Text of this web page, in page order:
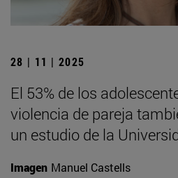
28 | 11 | 2025
El 53% de los
violencia de pareja
un estudio de la
Imagen Manuel Castells